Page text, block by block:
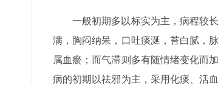
一般初期多以标实为主，病程较
满，胸闷纳呆，口吐痰涎，苔白腻，
属血瘀；而气滞则多有随情绪变化而
病的初期以祛邪为主，采用化痰、活